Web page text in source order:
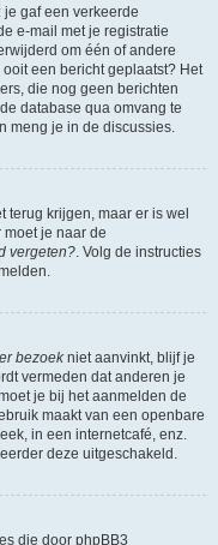
gaf een verkeerde
e-mail met je registratie
om één of andere
een bericht geplaatst? Het
die nog geen berichten
database qua omvang te
meng je in de discussies.
krijgen, maar er is wel
je naar de
vergeten?. Volg de instructies
bezoekniet aanvinkt, blijf je
vermeden dat anderen je
je bij het aanmelden de
maakt van een openbare
in een internetcafé, enz.
deze uitgeschakeld.
die door phpBB3